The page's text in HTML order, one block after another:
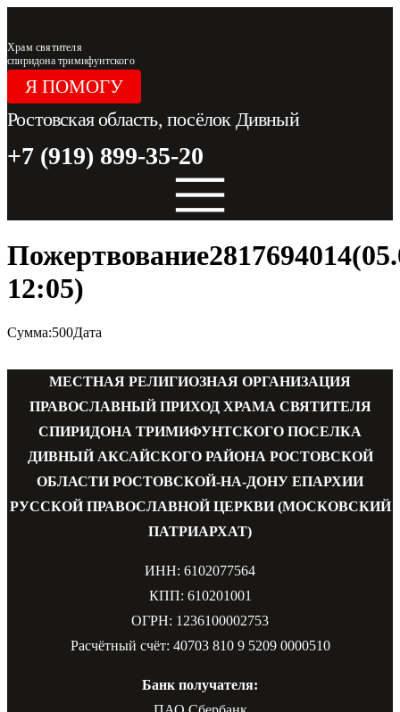
содержимому
Храм святителя
спиридона тримифунтского
Я ПОМОГУ
Ростовская область, посёлок Дивный
+7 (919) 899-35-20
12:05)
Сумма:500Дата
МЕСТНАЯ РЕЛИГИОЗНАЯ ОРГАНИЗАЦИЯ
ПРАВОСЛАВНЫЙ ПРИХОД ХРАМА СВЯТИТЕЛЯ
СПИРИДОНА ТРИМИФУНТСКОГО ПОСЕЛКА
ДИВНЫЙ АКСАЙСКОГО РАЙОНА РОСТОВСКОЙ
ОБЛАСТИ РОСТОВСКОЙ-НА-ДОНУ ЕПАРХИИ
РУССКОЙ ПРАВОСЛАВНОЙ ЦЕРКВИ (МОСКОВСКИЙ
ПАТРИАРХАТ)
ИНН: 6102077564
КПП: 610201001
ОГРН: 1236100002753
Расчётный счёт: 40703 810 9 5209 0000510
Банк получателя: